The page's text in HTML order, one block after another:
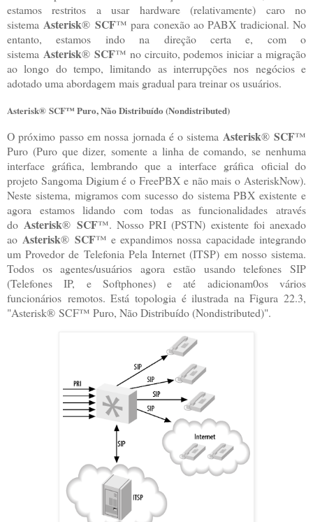
estamos restritos a usar hardware (relativamente) caro no
sistema Asterisk® SCF™ para conexão ao PABX tradicional. No
entanto, estamos indo na direção certa e, com o
sistema Asterisk® SCF™ no circuito, podemos iniciar a migração
ao longo do tempo, limitando as interrupções nos negócios e
adotado uma abordagem mais gradual para treinar os usuários.
Asterisk® SCF™ Puro, Não Distribuído (Nondistributed)
O próximo passo em nossa jornada é o sistema Asterisk®SCF™
Puro (Puro que dizer, somente a linha de comando, se nenhuma
interface gráfica, lembrando que a interface gráfica oficial do
projeto Sangoma Digium é o FreePBX e não mais o AsteriskNow).
Neste sistema, migramos com sucesso do sistema PBX existente e
agora estamos lidando com todas as funcionalidades através
doAsterisk® SCF™. Nosso PRI (PSTN) existente foi anexado
aoAsterisk® SCF™ e expandimos nossa capacidade integrando
um Provedor de Telefonia Pela Internet (ITSP) em nosso sistema.
Todos os agentes/usuários agora estão usando telefones SIP
(Telefones IP, e Softphones) e até adicionam0os vários
funcionários remotos. Está topologia é ilustrada na Figura 22.3,
"Asterisk® SCF™ Puro, Não Distribuído (Nondistributed)".